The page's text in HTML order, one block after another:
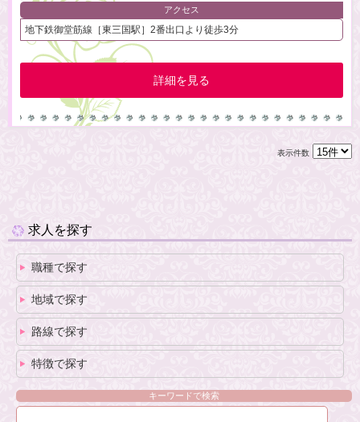
アクセス
地下鉄御堂筋線［東三国駅］2番出口より徒歩3分
詳細を見る
表示件数
求人を探す
職種で探す
地域で探す
路線で探す
特徴で探す
キーワードで検索